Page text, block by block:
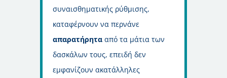
συναισθηματικής ρύθμισης,
καταφέρνουν να περνάνε
απαρατήρητα από τα μάτια των
δασκάλων τους, επειδή δεν
εμφανίζουν ακατάλληλες